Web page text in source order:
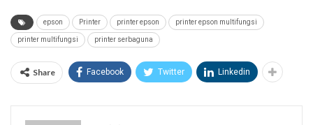
epson Printer printer epson printer epson multifungsi
printer multifungsi printer serbaguna
Share Facebook Twitter Linkedin